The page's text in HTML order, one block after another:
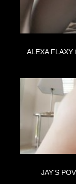
ALEXA
JAY'S